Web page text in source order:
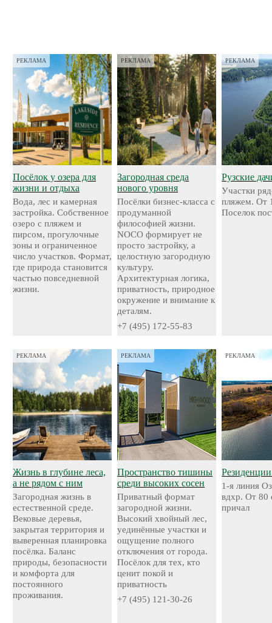
РЕКЛАМА
Посёлок у озера для
жизни и отдыха
Вода, лес и камерная
застройка. Собственное
озеро с пляжем и
пирсом, прогулочные
зоны и ограниченное
число участков. Формат,
где природа становится
частью повседневной
жизни.
РЕКЛАМА
Загородная среда
нового уровня
Посёлки бизнес-класса с
продуманной
философией жизни.
NOCO формирует не
просто застройку, а
целостную загородную
культуру.
Архитектурная логика,
приватность, природное
окружение и внимание к
деталям.
+7 (495) 172-55-83
РЕКЛАМА
Рузские
Участки
пляжем. От
Поселок
РЕКЛАМА
Жизнь в глубине леса,
а не рядом с ним
Загородная жизнь в
естественной среде.
Вековые деревья,
закрытая территория и
выверенная планировка
посёлка. Баланс
природы, безопасности
и комфорта для
постоянного
проживания.
РЕКЛАМА
Пространство тишины
среди высоких сосен
Приватный формат
загородной жизни.
Высокий хвойный лес,
уединённые участки и
ощущение полного
отключения от города.
Посёлок для тех, кто
ценит покой и
приватность
+7 (495) 121-30-26
РЕКЛАМА
1-я линия
вдхр. От 80
причал